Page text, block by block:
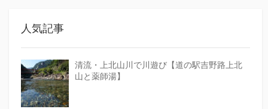
人気記事
清流・上北山川で川遊び【道の駅吉野路上北
山と薬師湯】